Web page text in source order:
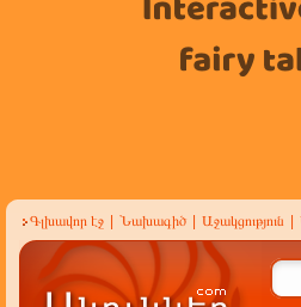
Գլխավոր էջ Նախագիծ Աջակցություն